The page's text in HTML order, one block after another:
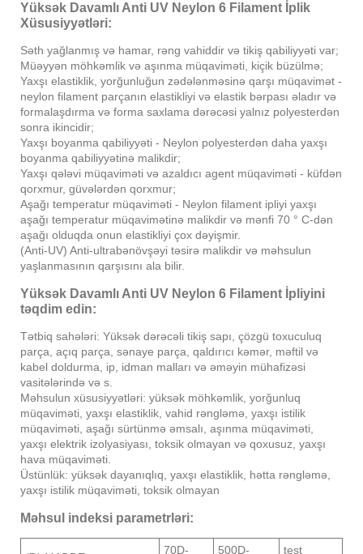
Yüksək Davamlı Anti UV Neylon 6 Filament İplik
Xüsusiyyətləri:
Səth yağlanmış və hamar, rəng vahiddir və tikiş qabiliyyəti var;
Müəyyən möhkəmlik və aşınma müqaviməti, kiçik büzülmə;
Yaxşı elastiklik, yorğunluğun zədələnməsinə qarşı müqavimət -
neylon filament parçanın elastikliyi və elastik bərpası əladır və
formalaşdırma və forma saxlama dərəcəsi yalnız polyesterdən
sonra ikincidir;
Yaxşı boyanma qabiliyyəti - Neylon polyesterdən daha yaxşı
boyanma qabiliyyətinə malikdir;
Yaxşı qələvi müqaviməti və azaldıcı agent müqaviməti - küfdən
qorxmur, güvələrdən qorxmur;
Aşağı temperatur müqaviməti - Neylon filament ipliyi yaxşı
aşağı temperatur müqavimətinə malikdir və mənfi 70 ° C-dən
aşağı olduqda onun elastikliyi çox dəyişmir.
(Anti-UV) Anti-ultrabənövşəyi təsirə malikdir və məhsulun
yaşlanmasının qarşısını ala bilir.
Yüksək Davamlı Anti UV Neylon 6 Filament İpliyini
təqdim edin:
Tətbiq sahələri: Yüksək dərəcəli tikiş sapı, çözgü toxuculuq
parça, açıq parça, sənaye parça, qaldırıcı kəmər, məftil və
kabel doldurma, ip, idman malları və əməyin mühafizəsi
vasitələrində və s.
Məhsulun xüsusiyyətləri: yüksək möhkəmlik, yorğunluq
müqaviməti, yaxşı elastiklik, vahid rəngləmə, yaxşı istilik
müqaviməti, aşağı sürtünmə əmsalı, aşınma müqaviməti,
yaxşı elektrik izolyasiyası, toksik olmayan və qoxusuz, yaxşı
hava müqaviməti.
Üstünlük: yüksək dayanıqlıq, yaxşı elastiklik, hətta rəngləmə,
yaxşı istilik müqaviməti, toksik olmayan
Məhsul indeksi parametrləri:
70D- 500D- test